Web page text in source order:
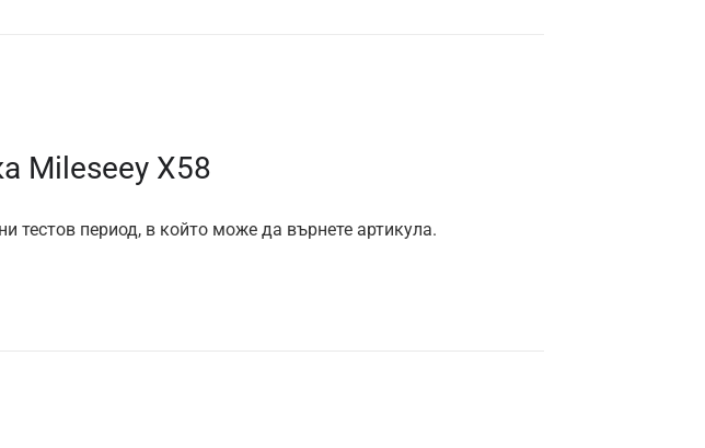
Mileseey X58
тестов период, в който може да върнете артикула.